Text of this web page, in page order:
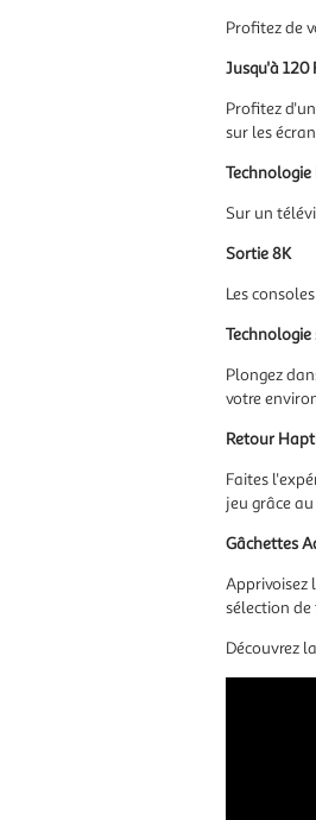
Profitez de
Jusqu'à 120
Profitez
sur les
Technologie
Sur un
Sortie 8K
Les
Technologie
Plongez
votre
Retour
Faites
jeu grâce
Gâchettes
Apprivoisez
sélection de
Découvrez